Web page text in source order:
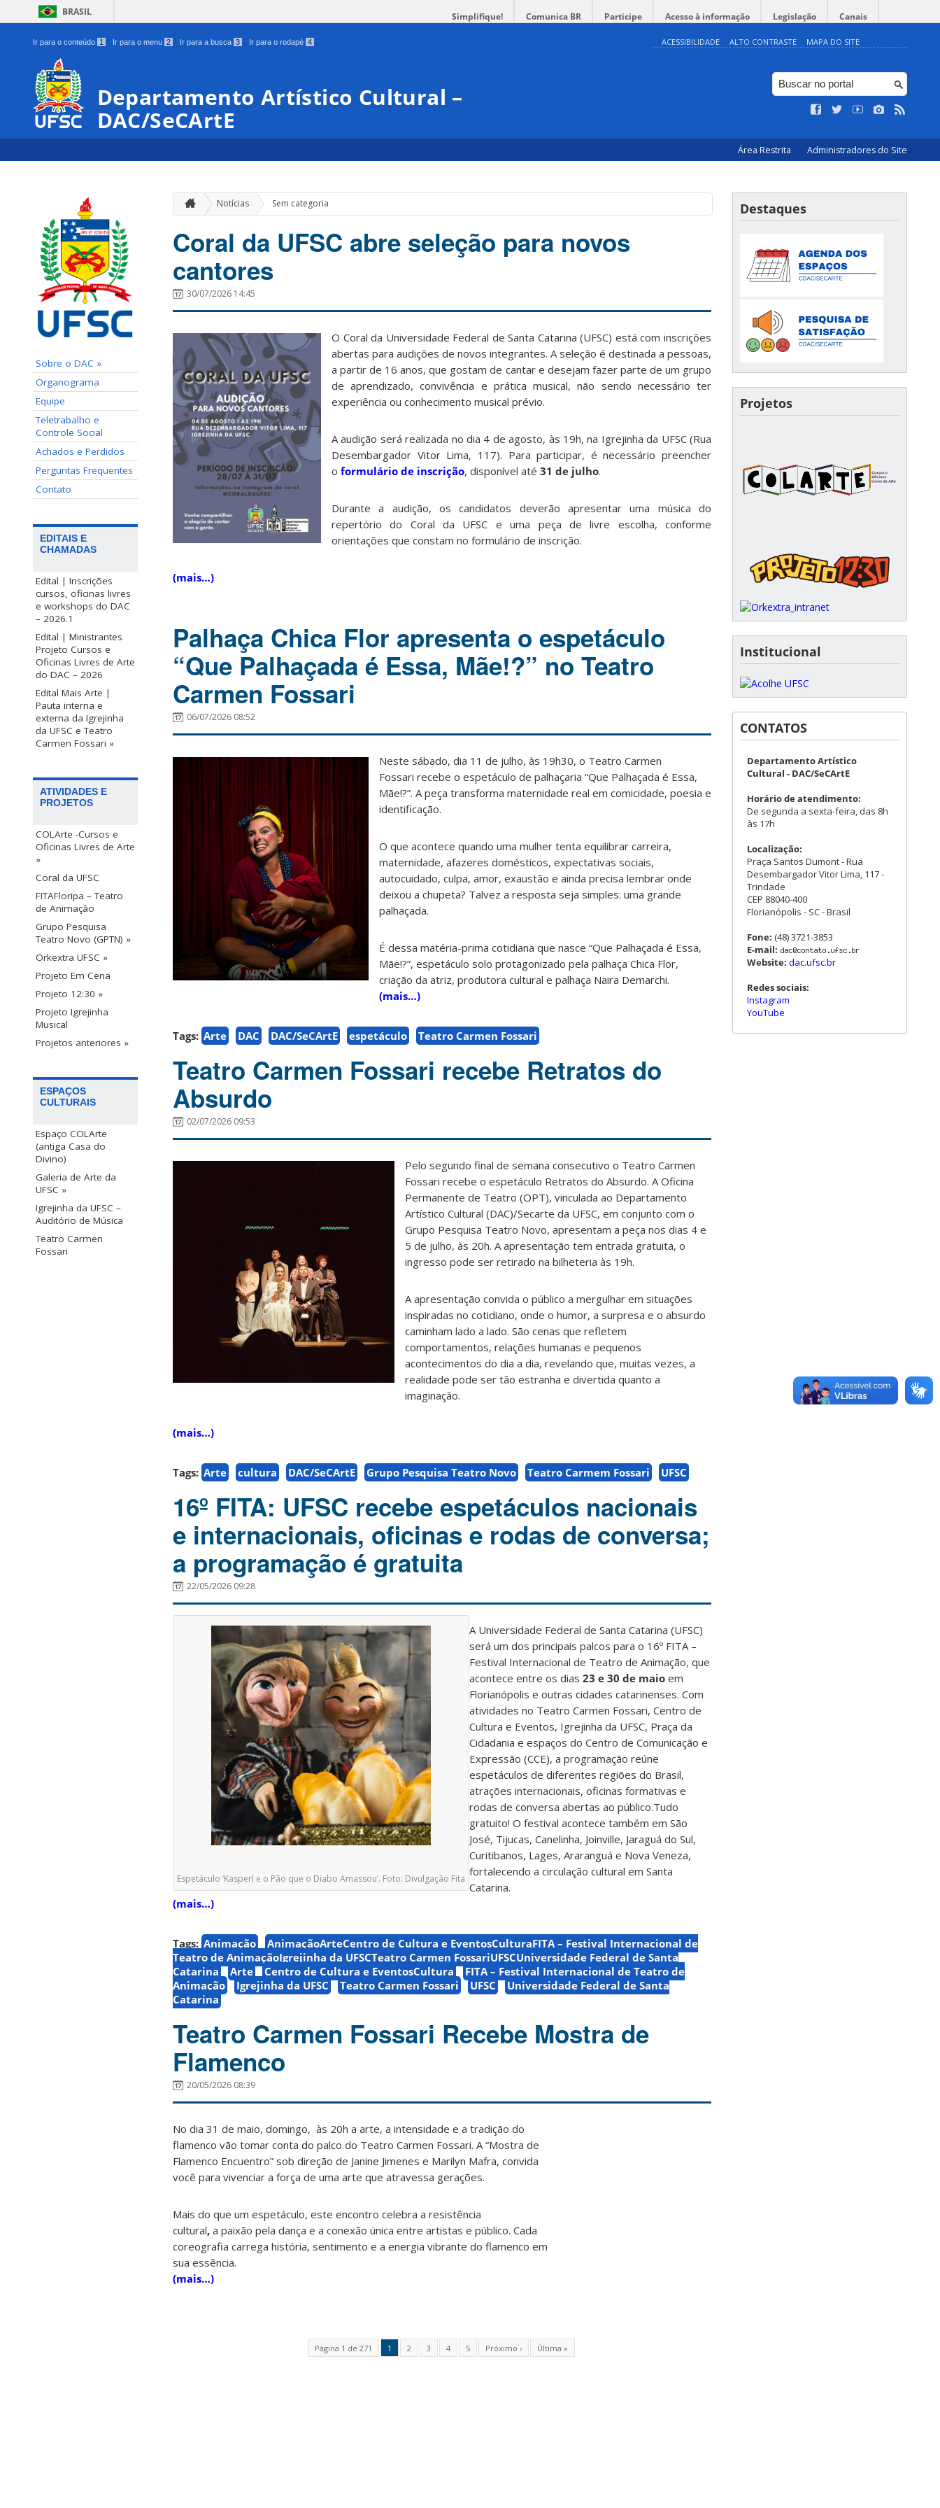
BRASIL Simplifique! Comunica BR Participe Acesso à informação Legislação Canais
Ir para o conteúdo 1 Ir para o menu 2 Ir para a busca 3 Ir para o rodapé 4 ACESSIBILIDADE ALTO CONTRASTE MAPA DO SITE
Departamento Artístico Cultural –
DAC/SeCArtE
Área Restrita Administradores do Site
Sobre o DAC »
Organograma
Equipe
Teletrabalho e
Controle Social
Achados e Perdidos
Perguntas Frequentes
Contato
EDITAIS E
CHAMADAS
Edital | Inscrições
cursos, oficinas livres
e workshops do DAC
– 2026.1
Edital | Ministrantes
Projeto Cursos e
Oficinas Livres de Arte
do DAC – 2026
Edital Mais Arte |
Pauta interna e
externa da Igrejinha
da UFSC e Teatro
Carmen Fossari »
ATIVIDADES E
PROJETOS
COLArte -Cursos e
Oficinas Livres de Arte
»
Coral da UFSC
FITAFloripa – Teatro
de Animação
Grupo Pesquisa
Teatro Novo (GPTN) »
Orkextra UFSC »
Projeto Em Cena
Projeto 12:30 »
Projeto Igrejinha
Musical
Projetos anteriores »
ESPAÇOS
CULTURAIS
Espaço COLArte
(antiga Casa do
Divino)
Galeria de Arte da
UFSC »
Igrejinha da UFSC –
Auditório de Música
Teatro Carmen
Fossari
Notícias Sem categoria
Coral da UFSC abre seleção para novos
cantores
30/07/2026 14:45
O Coral da Universidade Federal de Santa Catarina (UFSC) está com inscrições
abertas para audições de novos integrantes. A seleção é destinada a pessoas,
a partir de 16 anos, que gostam de cantar e desejam fazer parte de um grupo
de aprendizado, convivência e prática musical, não sendo necessário ter
experiência ou conhecimento musical prévio.
A audição será realizada no dia 4 de agosto, às 19h, na Igrejinha da UFSC (Rua
Desembargador Vitor Lima, 117). Para participar, é necessário preencher
o formulário de inscrição, disponível até 31 de julho.
Durante a audição, os candidatos deverão apresentar uma música do
repertório do Coral da UFSC e uma peça de livre escolha, conforme
orientações que constam no formulário de inscrição.
(mais…)
Palhaça Chica Flor apresenta o espetáculo
“Que Palhaçada é Essa, Mãe!?” no Teatro
Carmen Fossari
06/07/2026 08:52
Neste sábado, dia 11 de julho, às 19h30, o Teatro Carmen
Fossari recebe o espetáculo de palhaçaria “Que Palhaçada é Essa,
Mãe!?”. A peça transforma maternidade real em comicidade, poesia e
identificação.
O que acontece quando uma mulher tenta equilibrar carreira,
maternidade, afazeres domésticos, expectativas sociais,
autocuidado, culpa, amor, exaustão e ainda precisa lembrar onde
deixou a chupeta? Talvez a resposta seja simples: uma grande
palhaçada.
É dessa matéria-prima cotidiana que nasce “Que Palhaçada é Essa,
Mãe!?”, espetáculo solo protagonizado pela palhaça Chica Flor,
criação da atriz, produtora cultural e palhaça Naira Demarchi.
(mais…)
Tags: Arte DAC DAC/SeCArtE espetáculo Teatro Carmen Fossari
Teatro Carmen Fossari recebe Retratos do
Absurdo
02/07/2026 09:53
Pelo segundo final de semana consecutivo o Teatro Carmen
Fossari recebe o espetáculo Retratos do Absurdo. A Oficina
Permanente de Teatro (OPT), vinculada ao Departamento
Artístico Cultural (DAC)/Secarte da UFSC, em conjunto com o
Grupo Pesquisa Teatro Novo, apresentam a peça nos dias 4 e
5 de julho, às 20h. A apresentação tem entrada gratuita, o
ingresso pode ser retirado na bilheteria às 19h.
A apresentação convida o público a mergulhar em situações
inspiradas no cotidiano, onde o humor, a surpresa e o absurdo
caminham lado a lado. São cenas que refletem
comportamentos, relações humanas e pequenos
acontecimentos do dia a dia, revelando que, muitas vezes, a
realidade pode ser tão estranha e divertida quanto a
imaginação.
(mais…)
Tags: Arte cultura DAC/SeCArtE Grupo Pesquisa Teatro Novo Teatro Carmem Fossari UFSC
16º FITA: UFSC recebe espetáculos nacionais
e internacionais, oficinas e rodas de conversa;
a programação é gratuita
22/05/2026 09:28
Espetáculo ‘Kasperl e o Pão que o Diabo Amassou’. Foto: Divulgação Fita
A Universidade Federal de Santa Catarina (UFSC)
será um dos principais palcos para o 16º FITA –
Festival Internacional de Teatro de Animação, que
acontece entre os dias 23 e 30 de maio em
Florianópolis e outras cidades catarinenses. Com
atividades no Teatro Carmen Fossari, Centro de
Cultura e Eventos, Igrejinha da UFSC, Praça da
Cidadania e espaços do Centro de Comunicação e
Expressão (CCE), a programação reúne
espetáculos de diferentes regiões do Brasil,
atrações internacionais, oficinas formativas e
rodas de conversa abertas ao público.Tudo
gratuito! O festival acontece também em São
José, Tijucas, Canelinha, Joinville, Jaraguá do Sul,
Curitibanos, Lages, Araranguá e Nova Veneza,
fortalecendo a circulação cultural em Santa
Catarina.
(mais…)
Tags: Animação
AnimaçãoArteCentro de Cultura e EventosCulturaFITA – Festival Internacional de
Teatro de AnimaçãoIgrejinha da UFSCTeatro Carmen FossariUFSCUniversidade Federal de Santa
Catarina
Arte Centro de Cultura e EventosCultura
FITA – Festival Internacional de Teatro de
Animação
Igrejinha da UFSC Teatro Carmen Fossari UFSC
Universidade Federal de Santa
Catarina
Teatro Carmen Fossari Recebe Mostra de
Flamenco
20/05/2026 08:39
No dia 31 de maio, domingo, às 20h a arte, a intensidade e a tradição do
flamenco vão tomar conta do palco do Teatro Carmen Fossari. A “Mostra de
Flamenco Encuentro” sob direção de Janine Jimenes e Marilyn Mafra, convida
você para vivenciar a força de uma arte que atravessa gerações.
Mais do que um espetáculo, este encontro celebra a resistência
cultural, a paixão pela dança e a conexão única entre artistas e público. Cada
coreografia carrega história, sentimento e a energia vibrante do flamenco em
sua essência.
(mais…)
Página 1 de 271 1 2 3 4 5 Próximo › Última »
Destaques
Projetos
Institucional
CONTATOS
Departamento Artístico
Cultural - DAC/SeCArtE
Horário de atendimento:
De segunda a sexta-feira, das 8h
às 17h
Localização:
Praça Santos Dumont - Rua
Desembargador Vitor Lima, 117 -
Trindade
CEP 88040-400
Florianópolis - SC - Brasil
Fone: (48) 3721-3853
E-mail:
Website: dac.ufsc.br
Redes sociais:
Instagram
YouTube